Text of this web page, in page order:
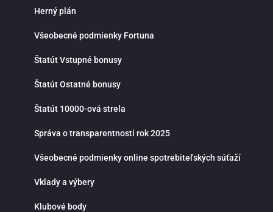
Herný plán
Všeobecné podmienky Fortuna
Štatút Vstupné bonusy
Štatút Ostatné bonusy
Štatút 10000-ová strela
Správa o transparentnosti rok 2025
Všeobecné podmienky online spotrebiteľských súťaží
Vklady a výbery
Klubové body